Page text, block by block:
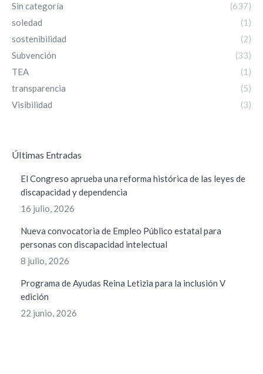
Sin categoría
(637)
soledad
(1)
sostenibilidad
(2)
Subvención
(33)
TEA
(1)
transparencia
(5)
Visibilidad
(3)
ÚItimas Entradas
El Congreso aprueba una reforma histórica de las leyes de
discapacidad y dependencia
16 julio, 2026
Nueva convocatoria de Empleo Público estatal para
personas con discapacidad intelectual
8 julio, 2026
Programa de Ayudas Reina Letizia para la inclusión V
edición
22 junio, 2026